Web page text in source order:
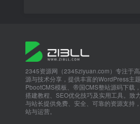
2345资源网（2345ziyuan.com）专注于
源与技术分享，提供丰富的WordPress主题
PbootCMS模板、帝国CMS整站源码下载
搭建教程、SEO优化技巧及实用工具。致
与站长提供免费、安全、可靠的资源支持
站与运营。